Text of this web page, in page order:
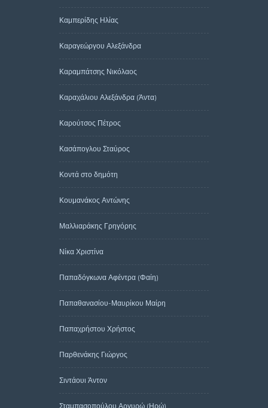
Καμπερίδης Ηλίας
Καραγεώργου Αλεξάνδρα
Καραμπάτσης Νικόλαος
Καραχάλιου Αλεξάνδρα (Άντα)
Καρούτσος Πέτρος
Κασάπογλου Σταύρος
Κοντά στο δημότη
Κουμανάκος Αντώνης
Μαλλιαράκης Γρηγόρης
Νίκα Χριστίνα
Παπαδόγκωνα Αφέντρα (Φαίη)
Παπαθανασίου-Μαυρίκου Μαίρη
Παπαχρήστου Χρήστος
Παρθενάκης Γιώργος
Σιντάουι Άντον
Σταμπασοπούλου Αργυρώ (Ηρώ)